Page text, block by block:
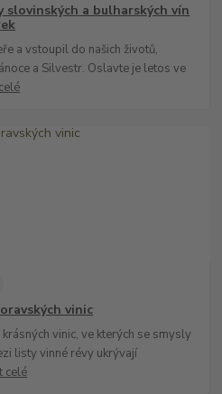
a bulharských vín
a vstoupil do našich životů,
a Silvestr. Oslavte je letos ve
vinic
vinic, ve kterých se smysly
listy vinné révy ukrývají
celé